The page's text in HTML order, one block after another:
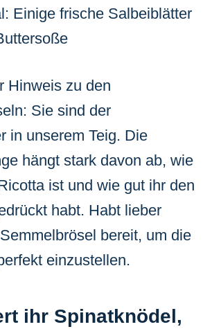
Einige frische Salbeiblätter
Hinweis zu den
Sie sind der
in unserem Teig. Die
hängt stark davon ab, wie
ist und wie gut ihr den
habt. Habt lieber
bereit, um die
einzustellen.
ihr Spinatknödel,